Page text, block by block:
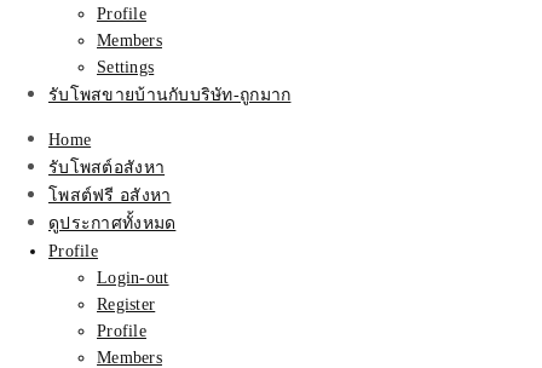
SEOขายบ้าน
Profile
Members
Settings
รับโพสขายบ้านกับบริษัท-ถูกมาก
Home
รับโพสต์อสังหา
โพสต์ฟรี อสังหา
ดูประกาศทั้งหมด
Profile
Login-out
Register
Profile
Members